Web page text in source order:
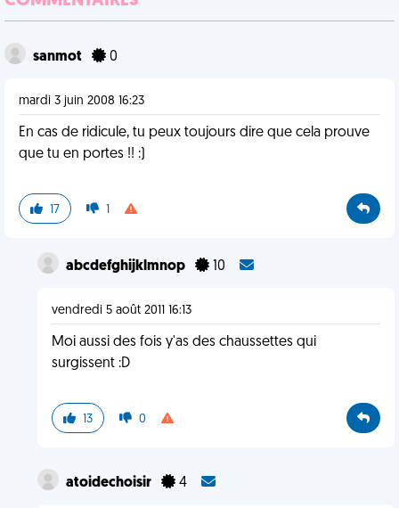
sanmot 0
mardi 3 juin 2008 16:23
En cas de ridicule, tu peux toujours dire que cela prouve
que tu en portes !! :)
17 1
abcdefghijklmnop 10
vendredi 5 août 2011 16:13
Moi aussi des fois y'as des chaussettes qui
surgissent :D
13 0
atoidechoisir 4